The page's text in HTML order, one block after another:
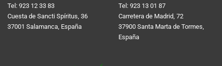
Tel: 923 12 33 83
Cuesta de Sancti Spí­ritus, 36
37001 Salamanca, España
Tel: 923 13 01 87
Carretera de Madrid, 72
37900 Santa Marta de Tormes,
España